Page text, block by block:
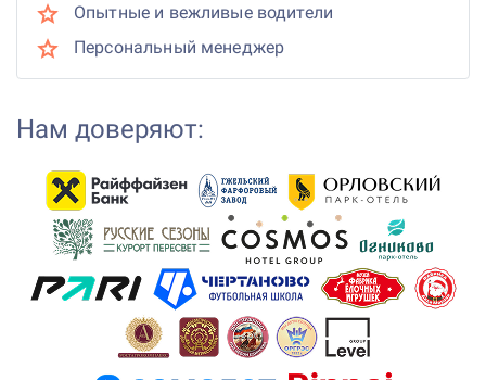
Опытные и вежливые водители
Персональный менеджер
Нам доверяют: